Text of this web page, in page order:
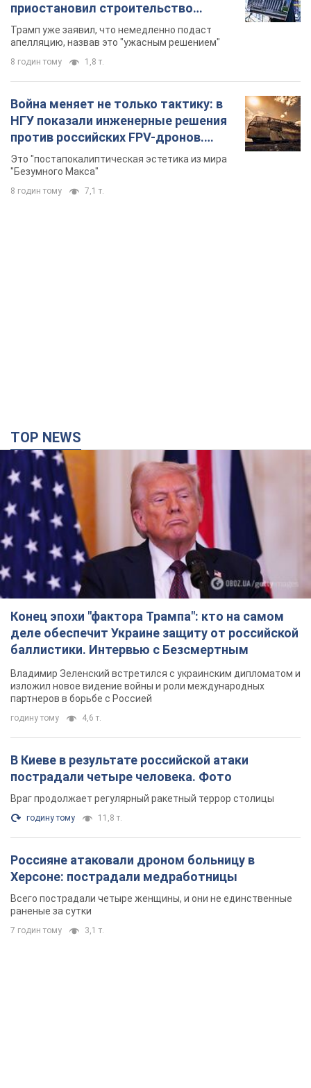
приостановил строительство
бального зала стоимостью 400 млн
долларов
Трамп уже заявил, что немедленно подаст
апелляцию, назвав это "ужасным решением"
8 годин тому 1,8 т.
Война меняет не только тактику: в
НГУ показали инженерные решения
против российских FPV-дронов.
Фото
Это "постапокалиптическая эстетика из мира
"Безумного Макса"
8 годин тому 7,1 т.
TOP NEWS
Конец эпохи "фактора Трампа": кто на самом
деле обеспечит Украине защиту от российской
баллистики. Интервью с Безсмертным
Владимир Зеленский встретился с украинским дипломатом и
изложил новое видение войны и роли международных
партнеров в борьбе с Россией
годину тому 4,6 т.
В Киеве в результате российской атаки
пострадали четыре человека. Фото
Враг продолжает регулярный ракетный террор столицы
годину тому 11,8 т.
Россияне атаковали дроном больницу в
Херсоне: пострадали медработницы
Всего пострадали четыре женщины, и они не единственные
раненые за сутки
7 годин тому 3,1 т.